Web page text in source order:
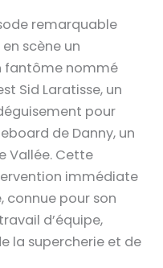
remarquable
scène un
fantôme nommé
Sid Laratisse, un
pour
de Danny, un
Vallée. Cette
immédiate
connue pour son
d’équipe,
la supercherie et de